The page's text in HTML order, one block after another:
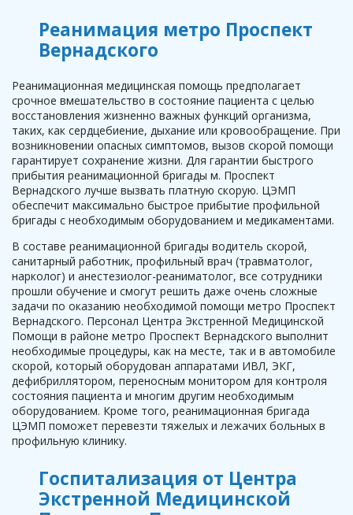
Реанимация метро Проспект
Вернадского
Реанимационная медицинская помощь предполагает
срочное вмешательство в состояние пациента с целью
восстановления жизненно важных функций организма,
таких, как сердцебиение, дыхание или кровообращение. При
возникновении опасных симптомов, вызов скорой помощи
гарантирует сохранение жизни. Для гарантии быстрого
прибытия реанимационной бригады м. Проспект
Вернадского лучше вызвать платную скорую. ЦЭМП
обеспечит максимально быстрое прибытие профильной
бригады с необходимым оборудованием и медикаментами.
В составе реанимационной бригады водитель скорой,
санитарный работник, профильный врач (травматолог,
нарколог) и анестезиолог-реаниматолог, все сотрудники
прошли обучение и смогут решить даже очень сложные
задачи по оказанию необходимой помощи метро Проспект
Вернадского. Персонал Центра Экстренной Медицинской
Помощи в районе метро Проспект Вернадского выполнит
необходимые процедуры, как на месте, так и в автомобиле
скорой, который оборудован аппаратами ИВЛ, ЭКГ,
дефибриллятором, переносным монитором для контроля
состояния пациента и многим другим необходимым
оборудованием. Кроме того, реанимационная бригада
ЦЭМП поможет перевезти тяжелых и лежачих больных в
профильную клинику.
Госпитализация от Центра
Экстренной Медицинской